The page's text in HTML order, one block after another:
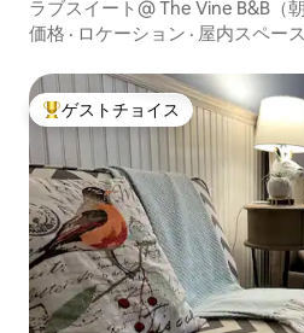
ラブスイート@ The Vine B&B（
付き）
価格 · ロケーション · 屋内スペース
大好評のゲストチョイスです。
ゲストチョイス